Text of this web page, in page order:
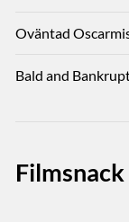
Oväntad
Bald and
Filmsnack